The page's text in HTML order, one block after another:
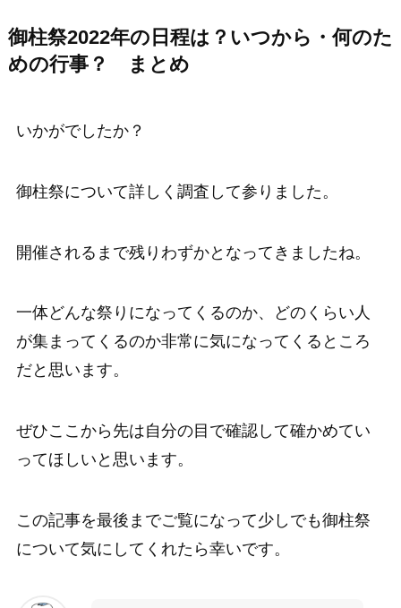
御柱祭2022年の日程は？いつから・何のた
めの行事？ まとめ
いかがでしたか？
御柱祭について詳しく調査して参りました。
開催されるまで残りわずかとなってきましたね。
一体どんな祭りになってくるのか、どのくらい人
が集まってくるのか非常に気になってくるところ
だと思います。
ぜひここから先は自分の目で確認して確かめてい
ってほしいと思います。
この記事を最後までご覧になって少しでも御柱祭
について気にしてくれたら幸いです。